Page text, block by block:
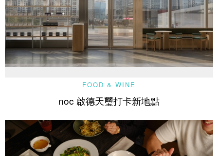
FOOD & WINE
noc 啟德天璽打卡新地點